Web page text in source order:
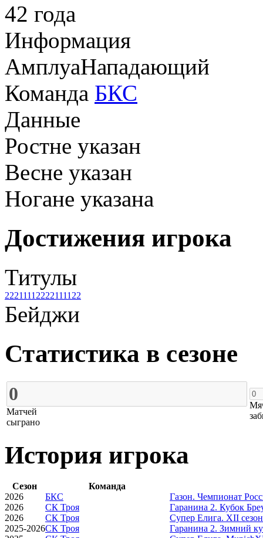
42 года
Информация
АмплуаНападающий
Команда БКС
Данные
Ростне указан
Весне указан
Ногане указана
Достижения игрока
Титулы
2221111 22221111 22
Бейджи
Статистика в сезоне
Матчей
сыграно
История игрока
Сезон
Команда
2026
БКС
Газон. Чемпионат
2026
СК Троя
Гаранина 2. Кубок
2026
СК Троя
Супер Елига. XII сезон
2025-2026СК Троя
Гаранина 2. Зимний